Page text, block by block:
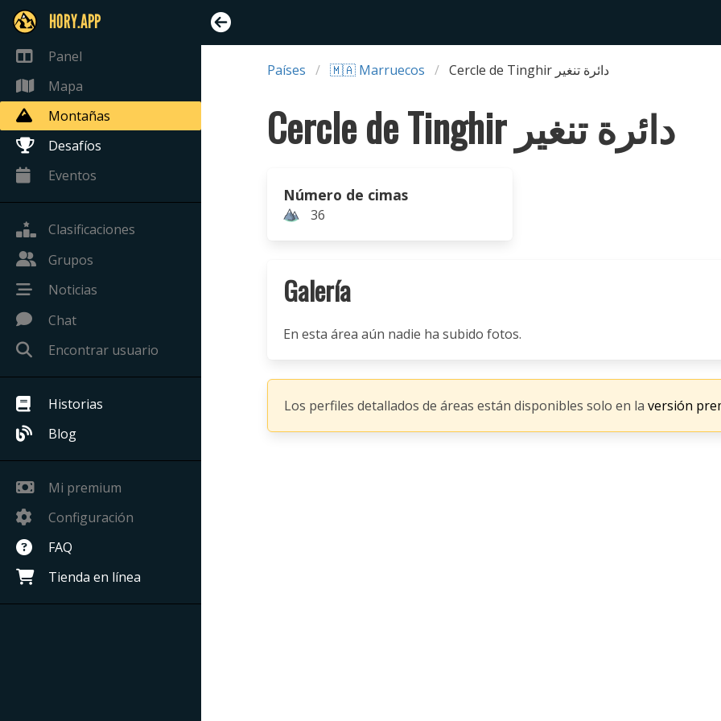
HORY.APP
Panel
Mapa
Montañas
Desafíos
Eventos
Clasificaciones
Grupos
Noticias
Chat
Encontrar usuario
Historias
Blog
Mi premium
Configuración
FAQ
Tienda en línea
Países 🇲🇦 Marruecos Cercle de Tinghir دائرة تنغير
Cercle de Tinghir دائرة تنغير
Número de cimas
36
Galería
En esta área aún nadie ha subido fotos.
Los perfiles detallados de áreas están disponibles solo en la versión